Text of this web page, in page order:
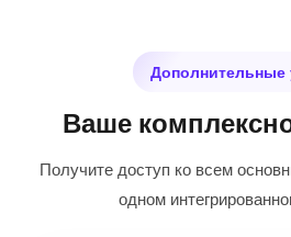
Дополнительные
Ваше
Получите доступ ко всем
одном